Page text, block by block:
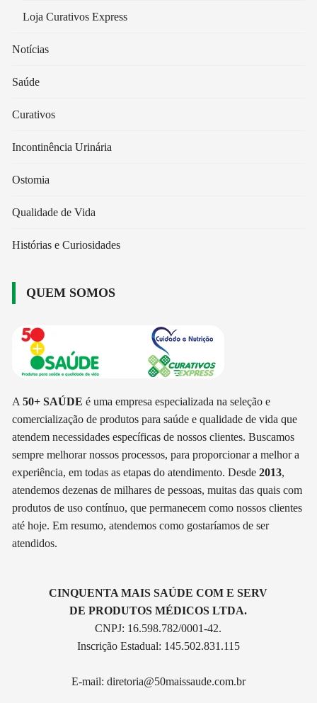
Loja Curativos Express
Notícias
Saúde
Curativos
Incontinência Urinária
Ostomia
Qualidade de Vida
Histórias e Curiosidades
QUEM SOMOS
A50+ SAÚDE é uma empresa especializada na seleção e
comercialização de produtos para saúde e qualidade de vida que
atendem necessidades específicas de nossos clientes. Buscamos
sempre melhorar nossos processos, para proporcionar a melhor a
experiência, em todas as etapas do atendimento. Desde2013,
atendemos dezenas de milhares de pessoas, muitas das quais com
produtos de uso contínuo, que permanecem como nossos clientes
até hoje. Em resumo, atendemos como gostaríamos de ser
atendidos.
CINQUENTA MAIS SAÚDE COM E SERV
DE PRODUTOS MÉDICOS LTDA.
CNPJ: 16.598.782/0001-42.
Inscrição Estadual: 145.502.831.115
E-mail: diretoria@50maissaude.com.br